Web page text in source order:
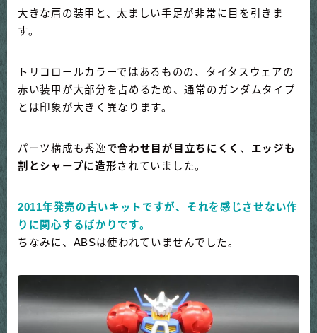
大きな肩の装甲と、太ましい手足が非常に目を引きま
す。
トリコロールカラーではあるものの、タイタスウェアの
赤い装甲が大部分を占めるため、通常のガンダムタイプ
とは印象が大きく異なります。
パーツ構成も秀逸で合わせ目が目立ちにくく 、 エッジも
割とシャープに造形されていました。
2011年発売の古いキットですが、それを感じさせない作
りに関心するばかりです。
ちなみに、ABSは使われていませんでした。